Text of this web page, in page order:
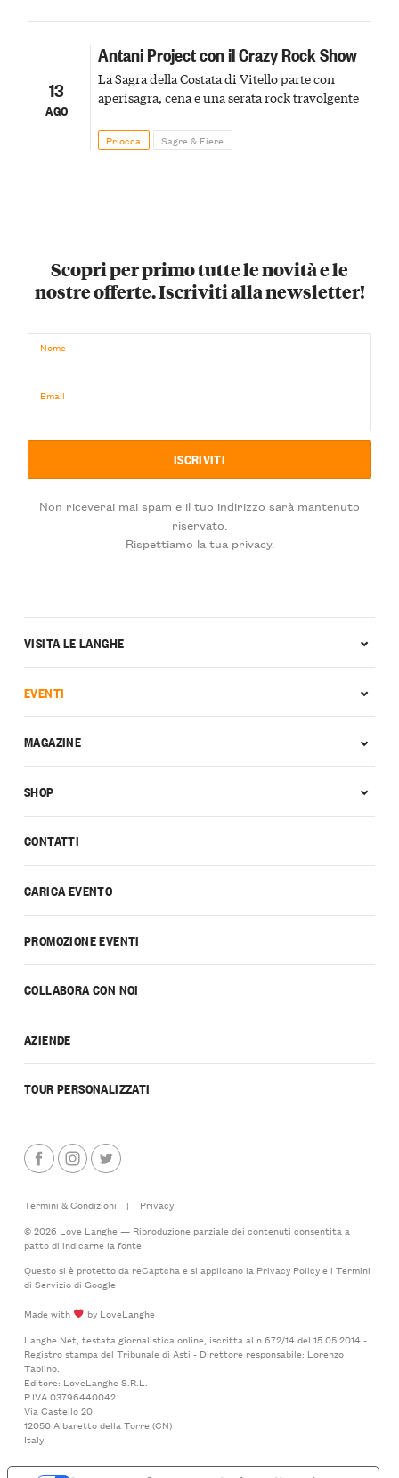
13
AGO
Antani Project con il Crazy Rock Show
La Sagra della Costata di Vitello parte con
aperisagra, cena e una serata rock travolgente
Priocca Sagre & Fiere
Scopri per primo tutte le novità e le
nostre offerte. Iscriviti alla newsletter!
Nome
Email
Non riceverai mai spam e il tuo indirizzo sarà mantenuto
riservato.
Rispettiamo la tua privacy.
CONTATTI
CARICA EVENTO
PROMOZIONE EVENTI
COLLABORA CON NOI
AZIENDE
TOUR PERSONALIZZATI
VISITA LE LANGHE
EVENTI
MAGAZINE
SHOP
Termini & Condizioni |
Privacy
© 2026 Love Langhe — Riproduzione parziale dei contenuti consentita a
patto di indicarne la fonte
Questo si è protetto da reCaptcha e si applicano la Privacy Policye i Termini
di Serviziodi Google
Made with
by LoveLanghe
Langhe.Net, testata giornalistica online, iscritta al n.672/14 del 15.05.2014 -
Registro stampa del Tribunale di Asti - Direttore responsabile: Lorenzo
Tablino.
Editore: LoveLanghe S.R.L.
P.IVA 03796440042
Via Castello 20
12050 Albaretto della Torre (CN)
Italy